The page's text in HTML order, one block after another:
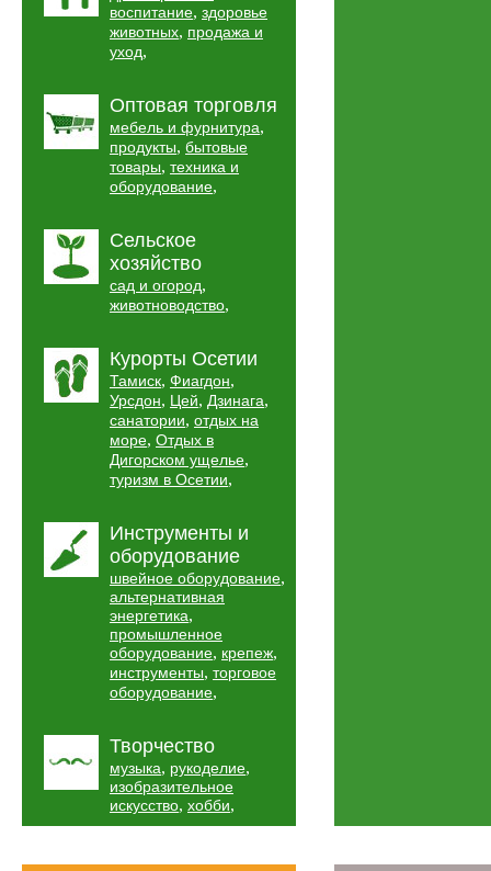
воспитание, здоровье
животных, продажа и
уход,
Оптовая торговля
мебель и фурнитура,
продукты, бытовые
товары, техника и
оборудование,
Сельское
хозяйство
сад и огород,
животноводство,
Курорты Осетии
Тамиск, Фиагдон,
Урсдон, Цей, Дзинага,
санатории, отдых на
море, Отдых в
Дигорском ущелье,
туризм в Осетии,
Инструменты и
оборудование
швейное оборудование,
альтернативная
энергетика,
промышленное
оборудование, крепеж,
инструменты, торговое
оборудование,
Творчество
музыка, рукоделие,
изобразительное
искусство, хобби,